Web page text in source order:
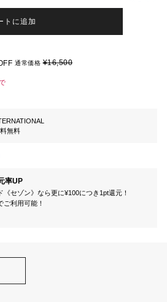
トに追加
通常価格¥16,500
無料
率UP
セゾン》なら更に¥100につき1pt還元！
利用可能！